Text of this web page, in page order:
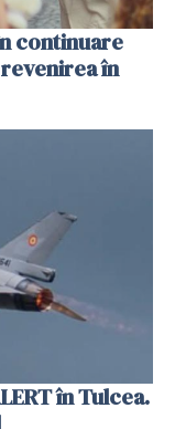
continuare
în
în Tulcea.